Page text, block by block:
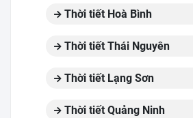
Thời tiết Hoà Bình
Thời tiết Thái Nguyên
Thời tiết Lạng Sơn
Thời tiết Quảng Ninh